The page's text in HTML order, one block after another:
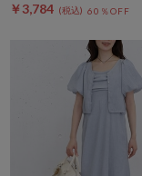
￥3,784 60％OFF